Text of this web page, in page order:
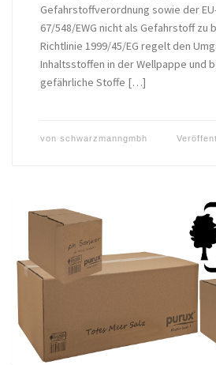
Gefahrstoffverordnung sowie der
67/548/EWG nicht als Gefahrstoff zu
Richtlinie 1999/45/EG regelt den
Inhaltsstoffen in der Wellpappe und
gefährliche Stoffe […]
von schwarzmanngmbh